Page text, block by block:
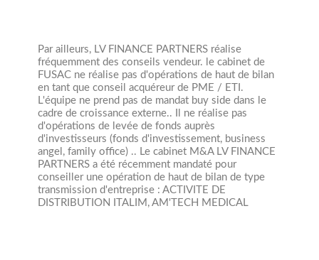
Par ailleurs, LV FINANCE PARTNERS réalise
fréquemment des conseils vendeur. le cabinet de
FUSAC ne réalise pas d'opérations de haut de bilan
en tant que conseil acquéreur de PME / ETI.
L'équipe ne prend pas de mandat buy side dans le
cadre de croissance externe..
Il ne réalise pas
d'opérations de levée de fonds auprès
d'investisseurs (fonds d'investissement, business
angel, family office) .. Le cabinet M&A LV FINANCE
PARTNERS a été récemment mandaté pour
conseiller une opération de haut de bilan de type
transmission d'entreprise : ACTIVITE DE
DISTRIBUTION ITALIM, AM'TECH MEDICAL